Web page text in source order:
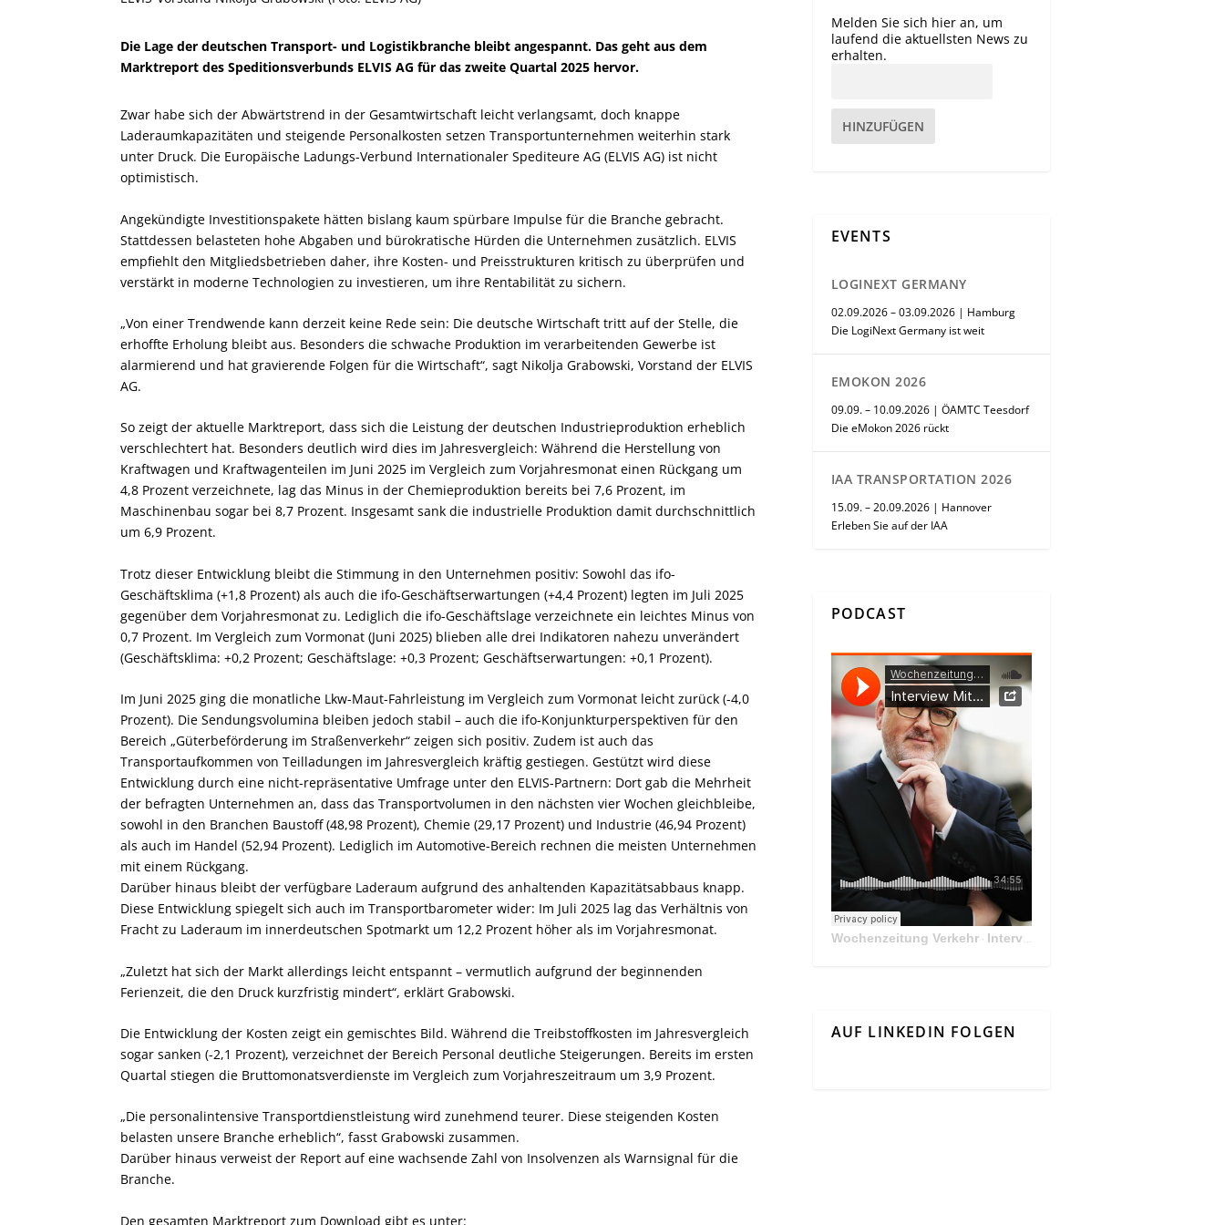
Die Lage der deutschen Transport- und Logistikbranche bleibt angespannt. Das geht aus dem
Marktreport des Speditionsverbunds ELVIS AG für das zweite Quartal 2025 hervor.
Zwar habe sich der Abwärtstrend in der Gesamtwirtschaft leicht verlangsamt, doch knappe
Laderaumkapazitäten und steigende Personalkosten setzen Transportunternehmen weiterhin stark
unter Druck. Die Europäische Ladungs-Verbund Internationaler Spediteure AG (ELVIS AG) ist nicht
optimistisch.
Angekündigte Investitionspakete hätten bislang kaum spürbare Impulse für die Branche gebracht.
Stattdessen belasteten hohe Abgaben und bürokratische Hürden die Unternehmen zusätzlich. ELVIS
empfiehlt den Mitgliedsbetrieben daher, ihre Kosten- und Preisstrukturen kritisch zu überprüfen und
verstärkt in moderne Technologien zu investieren, um ihre Rentabilität zu sichern.
„Von einer Trendwende kann derzeit keine Rede sein: Die deutsche Wirtschaft tritt auf der Stelle, die
erhoffte Erholung bleibt aus. Besonders die schwache Produktion im verarbeitenden Gewerbe ist
alarmierend und hat gravierende Folgen für die Wirtschaft“, sagt Nikolja Grabowski, Vorstand der ELVIS
AG.
So zeigt der aktuelle Marktreport, dass sich die Leistung der deutschen Industrieproduktion erheblich
verschlechtert hat. Besonders deutlich wird dies im Jahresvergleich: Während die Herstellung von
Kraftwagen und Kraftwagenteilen im Juni 2025 im Vergleich zum Vorjahresmonat einen Rückgang um
4,8 Prozent verzeichnete, lag das Minus in der Chemieproduktion bereits bei 7,6 Prozent, im
Maschinenbau sogar bei 8,7 Prozent. Insgesamt sank die industrielle Produktion damit durchschnittlich
um 6,9 Prozent.
Trotz dieser Entwicklung bleibt die Stimmung in den Unternehmen positiv: Sowohl das ifo-
Geschäftsklima (+1,8 Prozent) als auch die ifo-Geschäftserwartungen (+4,4 Prozent) legten im Juli 2025
gegenüber dem Vorjahresmonat zu. Lediglich die ifo-Geschäftslage verzeichnete ein leichtes Minus von
0,7 Prozent. Im Vergleich zum Vormonat (Juni 2025) blieben alle drei Indikatoren nahezu unverändert
(Geschäftsklima: +0,2 Prozent; Geschäftslage: +0,3 Prozent; Geschäftserwartungen: +0,1 Prozent).
Im Juni 2025 ging die monatliche Lkw-Maut-Fahrleistung im Vergleich zum Vormonat leicht zurück (-4,0
Prozent). Die Sendungsvolumina bleiben jedoch stabil – auch die ifo-Konjunkturperspektiven für den
Bereich „Güterbeförderung im Straßenverkehr“ zeigen sich positiv. Zudem ist auch das
Transportaufkommen von Teilladungen im Jahresvergleich kräftig gestiegen. Gestützt wird diese
Entwicklung durch eine nicht-repräsentative Umfrage unter den ELVIS-Partnern: Dort gab die Mehrheit
der befragten Unternehmen an, dass das Transportvolumen in den nächsten vier Wochen gleichbleibe,
sowohl in den Branchen Baustoff (48,98 Prozent), Chemie (29,17 Prozent) und Industrie (46,94 Prozent)
als auch im Handel (52,94 Prozent). Lediglich im Automotive-Bereich rechnen die meisten Unternehmen
mit einem Rückgang.
Darüber hinaus bleibt der verfügbare Laderaum aufgrund des anhaltenden Kapazitätsabbaus knapp.
Diese Entwicklung spiegelt sich auch im Transportbarometer wider: Im Juli 2025 lag das Verhältnis von
Fracht zu Laderaum im innerdeutschen Spotmarkt um 12,2 Prozent höher als im Vorjahresmonat.
„Zuletzt hat sich der Markt allerdings leicht entspannt – vermutlich aufgrund der beginnenden
Ferienzeit, die den Druck kurzfristig mindert“, erklärt Grabowski.
Die Entwicklung der Kosten zeigt ein gemischtes Bild. Während die Treibstoffkosten im Jahresvergleich
sogar sanken (-2,1 Prozent), verzeichnet der Bereich Personal deutliche Steigerungen. Bereits im ersten
Quartal stiegen die Bruttomonatsverdienste im Vergleich zum Vorjahreszeitraum um 3,9 Prozent.
„Die personalintensive Transportdienstleistung wird zunehmend teurer. Diese steigenden Kosten
belasten unsere Branche erheblich“, fasst Grabowski zusammen.
Darüber hinaus verweist der Report auf eine wachsende Zahl von Insolvenzen als Warnsignal für die
Branche.
Den gesamten Marktreport zum Download gibt es unter:
Melden Sie sich hier an, um
laufend die aktuellsten News zu
erhalten.
HINZUFÜGEN
EVENTS
LOGINEXT GERMANY
02.09.2026 – 03.09.2026 | Hamburg
Die LogiNext Germany ist weit
EMOKON 2026
09.09. – 10.09.2026 | ÖAMTC Teesdorf
Die eMokon 2026 rückt
IAA TRANSPORTATION 2026
15.09. – 20.09.2026 | Hannover
Erleben Sie auf der IAA
PODCAST
Wochenzeitung Verkehr· Interview Mit Andreas Matthä, CEO der ÖBB Holding
AUF LINKEDIN FOLGEN